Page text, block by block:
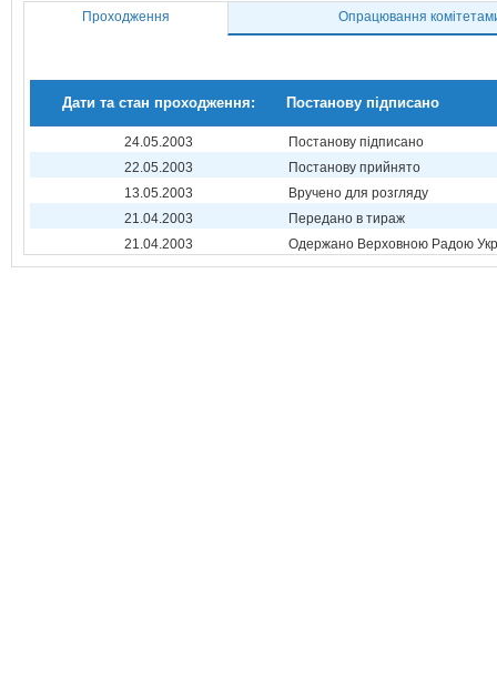
Проходження Опрацювання
Дати та стан проходження: Постанову підписано
24.05.2003
Постанову підписано
22.05.2003
Постанову прийнято
13.05.2003
Вручено для розгляду
21.04.2003
Передано в тираж
21.04.2003
Одержано Верховною Радою